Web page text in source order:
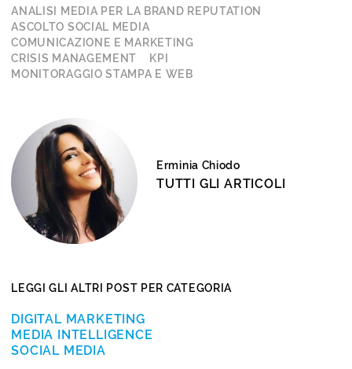
ANALISI MEDIA PER LA BRAND REPUTATION
ASCOLTO SOCIAL MEDIA
COMUNICAZIONE E MARKETING
CRISIS MANAGEMENT
KPI
MONITORAGGIO STAMPA E WEB
Erminia Chiodo
TUTTI GLI ARTICOLI
LEGGI GLI ALTRI POST PER CATEGORIA
DIGITAL MARKETING
MEDIA INTELLIGENCE
SOCIAL MEDIA